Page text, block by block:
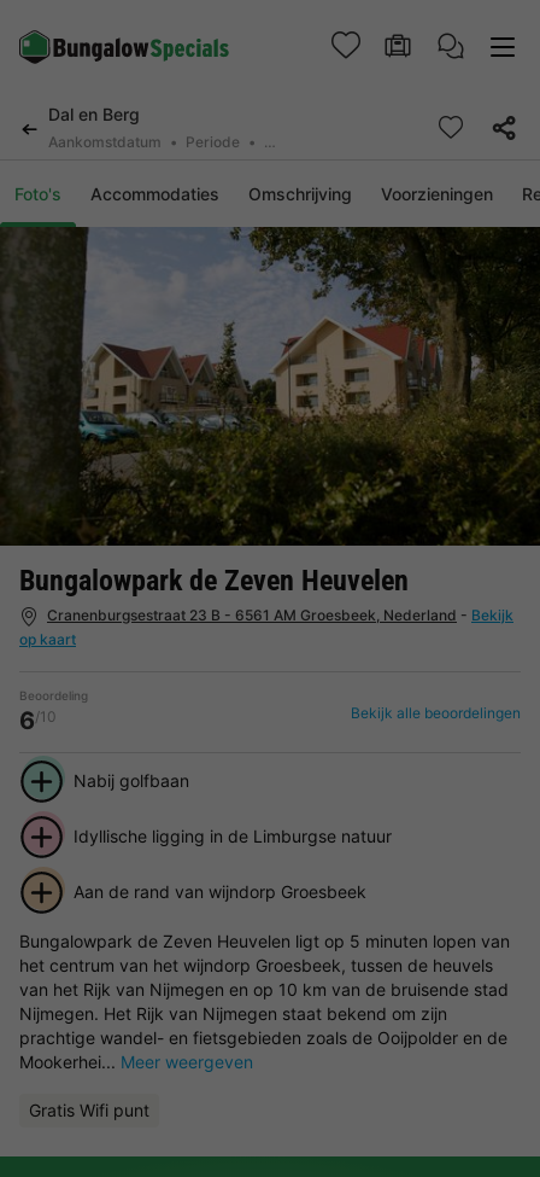
Dal en Berg
Aankomstdatum Periode 2 deelnemers, 0 huisdier
Foto's Accommodaties Omschrijving Voorzieningen
Bungalowpark de Zeven Heuvelen
Cranenburgsestraat 23 B - 6561 AM Groesbeek, Nederland - Bekijk
op kaart
Beoordeling
6/10 Bekijk alle beoordelingen
Nabij golfbaan
Idyllische ligging in de Limburgse natuur
Aan de rand van wijndorp Groesbeek
Bungalowpark de Zeven Heuvelen ligt op 5 minuten lopen van
het centrum van het wijndorp Groesbeek, tussen de heuvels
van het Rijk van Nijmegen en op 10 km van de bruisende stad
Nijmegen. Het Rijk van Nijmegen staat bekend om zijn
prachtige wandel- en fietsgebieden zoals de Ooijpolder en de
Mookerhei... Meer weergeven
Gratis Wifi punt